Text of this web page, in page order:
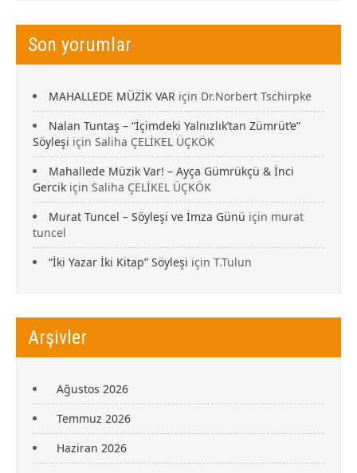
Son yorumlar
MAHALLEDE MÜZİK VAR için Dr.Norbert Tschirpke
Nalan Tuntaş – “İçimdeki Yalnızlık’tan Zümrüt’e”
Söyleşi için Saliha ÇELİKEL ÜÇKÖK
Mahallede Müzik Var! – Ayça Gümrükçü & İnci
Gercik için Saliha ÇELİKEL ÜÇKÖK
Murat Tuncel – Söyleşi ve İmza Günü için murat
tuncel
“İki Yazar İki Kitap” Söyleşi için T.Tulun
Arşivler
Ağustos 2026
Temmuz 2026
Haziran 2026